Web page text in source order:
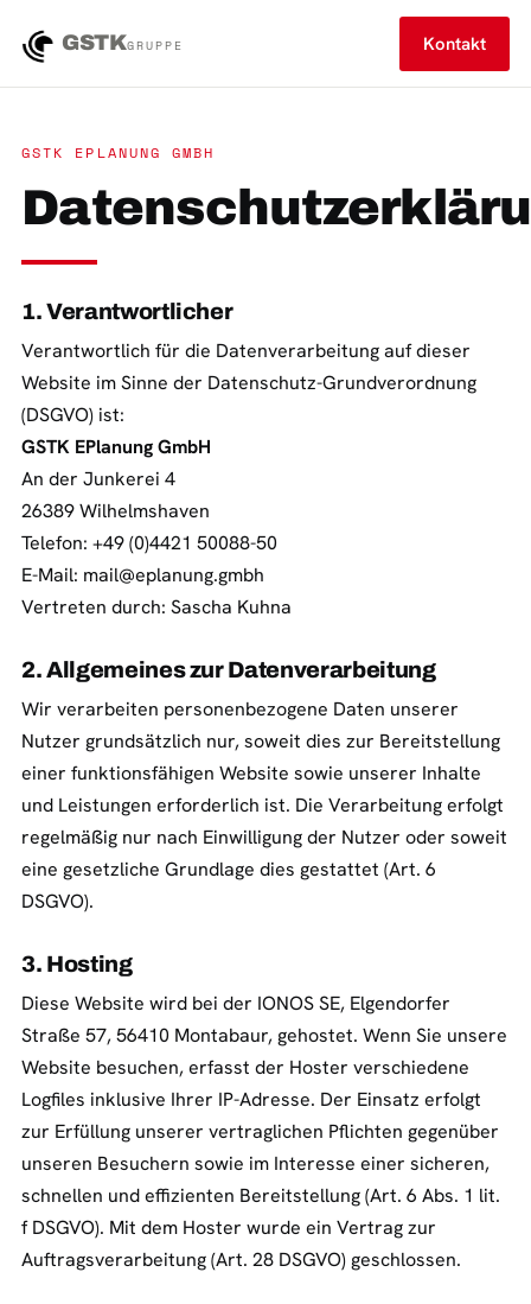
GSTKGRUPPE Kontakt
GSTK EPLANUNG GMBH
1. Verantwortlicher
Verantwortlich für die Datenverarbeitung auf dieser
Website im Sinne der Datenschutz-Grundverordnung
(DSGVO) ist:
GSTK EPlanung GmbH
An der Junkerei 4
26389 Wilhelmshaven
Telefon: +49 (0)4421 50088-50
E-Mail: mail@eplanung.gmbh
Vertreten durch: Sascha Kuhna
2. Allgemeines zur Datenverarbeitung
Wir verarbeiten personenbezogene Daten unserer
Nutzer grundsätzlich nur, soweit dies zur Bereitstellung
einer funktionsfähigen Website sowie unserer Inhalte
und Leistungen erforderlich ist. Die Verarbeitung erfolgt
regelmäßig nur nach Einwilligung der Nutzer oder soweit
eine gesetzliche Grundlage dies gestattet (Art. 6
DSGVO).
3. Hosting
Diese Website wird bei der IONOS SE, Elgendorfer
Straße 57, 56410 Montabaur, gehostet. Wenn Sie unsere
Website besuchen, erfasst der Hoster verschiedene
Logfiles inklusive Ihrer IP-Adresse. Der Einsatz erfolgt
zur Erfüllung unserer vertraglichen Pflichten gegenüber
unseren Besuchern sowie im Interesse einer sicheren,
schnellen und effizienten Bereitstellung (Art. 6 Abs. 1 lit.
f DSGVO). Mit dem Hoster wurde ein Vertrag zur
Auftragsverarbeitung (Art. 28 DSGVO) geschlossen.